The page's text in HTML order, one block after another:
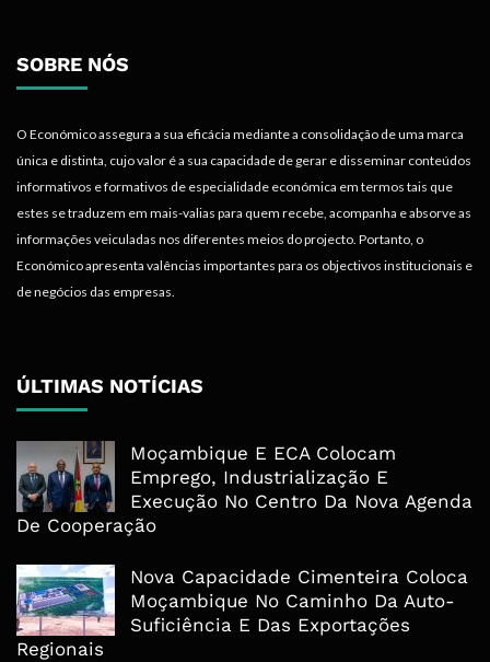
SOBRE NÓS
O Económico assegura a sua eficácia mediante a consolidação de uma marca
única e distinta, cujo valor é a sua capacidade de gerar e disseminar conteúdos
informativos e formativos de especialidade económica em termos tais que
estes se traduzem em mais-valias para quem recebe, acompanha e absorve as
informações veiculadas nos diferentes meios do projecto. Portanto, o
Económico apresenta valências importantes para os objectivos institucionais e
de negócios das empresas.
ÚLTIMAS NOTÍCIAS
Moçambique E ECA Colocam
Emprego, Industrialização E
Execução No Centro Da Nova Agenda
De Cooperação
Nova Capacidade Cimenteira Coloca
Moçambique No Caminho Da Auto-
Suficiência E Das Exportações
Regionais